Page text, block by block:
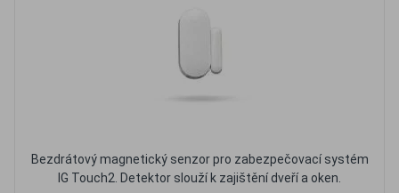
Bezdrátový magnetický senzor pro zabezpečovací systém
IG Touch2. Detektor slouží k zajištění dveří a oken.